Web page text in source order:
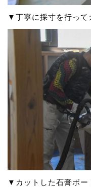
▼丁寧に採寸を行って
▼カットした石膏ボー